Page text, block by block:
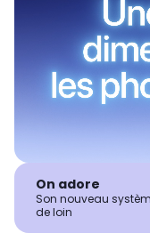
On adore
Son nouveau
de loin